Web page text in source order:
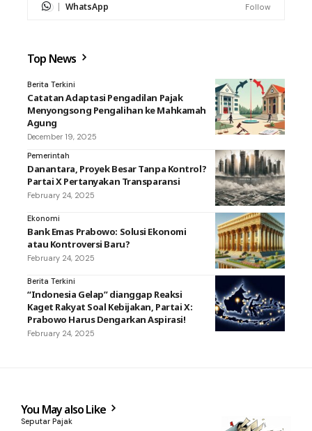
WhatsApp Follow
Top News
Berita Terkini
Catatan Adaptasi Pengadilan Pajak
Menyongsong Pengalihan ke Mahkamah
Agung
December 19, 2025
Pemerintah
Danantara, Proyek Besar Tanpa Kontrol?
Partai X Pertanyakan Transparansi
February 24, 2025
Ekonomi
Bank Emas Prabowo: Solusi Ekonomi
atau Kontroversi Baru?
February 24, 2025
Berita Terkini
“Indonesia Gelap” dianggap Reaksi
Kaget Rakyat Soal Kebijakan, Partai X:
Prabowo Harus Dengarkan Aspirasi!
February 24, 2025
You May also Like
Seputar Pajak